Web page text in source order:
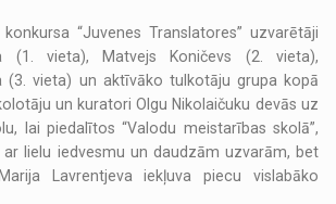
“Juvenes Translatores” uzvarētāji
(1. vieta), Matvejs Koničevs (2. vieta),
(3. vieta) un aktīvāko tulkotāju grupa kopā
un kuratori Olgu Nikolaičuku devās uz
lai piedalītos “Valodu meistarības skolā”,
lielu iedvesmu un daudzām uzvarām, bet
Lavrentjeva iekļuva piecu vislabāko